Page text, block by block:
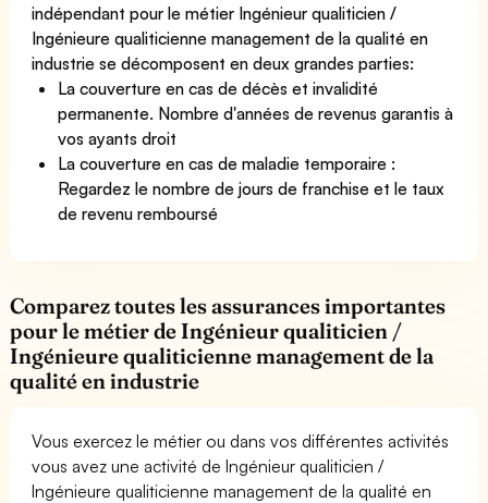
indépendant pour le métier Ingénieur qualiticien /
Ingénieure qualiticienne management de la qualité en
industrie se décomposent en deux grandes parties:
La couverture en cas de décès et invalidité
permanente. Nombre d'années de revenus garantis à
vos ayants droit
La couverture en cas de maladie temporaire :
Regardez le nombre de jours de franchise et le taux
de revenu remboursé
Comparez toutes les assurances importantes
pour le métier de Ingénieur qualiticien /
Ingénieure qualiticienne management de la
qualité en industrie
Vous exercez le métier ou dans vos différentes activités
vous avez une activité de Ingénieur qualiticien /
Ingénieure qualiticienne management de la qualité en